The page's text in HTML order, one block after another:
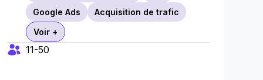
Google Ads
Acquisition de trafic
Voir +
11-50